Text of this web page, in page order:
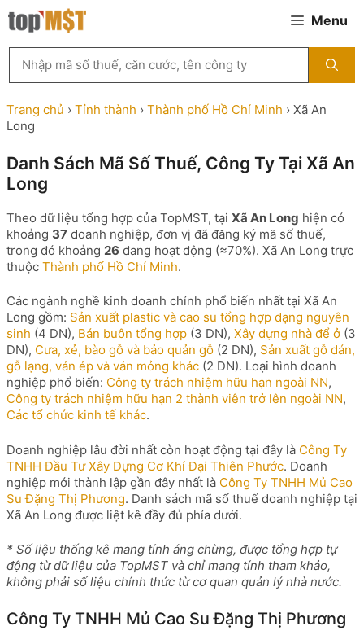
Chuyển
đến
Menu
kiếm
MST
theo
tên
công
người
đại
hoặc
mã
số
thuế
Trang chủ › Tỉnh thành › Thành phố Hồ Chí Minh › Xã An
Long
Danh Sách Mã Số Thuế, Công Ty Tại Xã An
Long
Theo dữ liệu tổng hợp của TopMST, tại Xã An Long hiện có
khoảng 37 doanh nghiệp, đơn vị đã đăng ký mã số thuế,
trong đó khoảng 26 đang hoạt động (≈70%). Xã An Long trực
thuộc Thành phố Hồ Chí Minh.
Các ngành nghề kinh doanh chính phổ biến nhất tại Xã An
Long gồm: Sản xuất plastic và cao su tổng hợp dạng nguyên
sinh (4 DN), Bán buôn tổng hợp (3 DN), Xây dựng nhà để ở (3
DN), Cưa, xẻ, bào gỗ và bảo quản gỗ (2 DN), Sản xuất gỗ dán,
gỗ lạng, ván ép và ván mỏng khác (2 DN). Loại hình doanh
nghiệp phổ biến: Công ty trách nhiệm hữu hạn ngoài NN,
Công ty trách nhiệm hữu hạn 2 thành viên trở lên ngoài NN,
Các tổ chức kinh tế khác.
Doanh nghiệp lâu đời nhất còn hoạt động tại đây là Công Ty
TNHH Đầu Tư Xây Dựng Cơ Khí Đại Thiên Phước. Doanh
nghiệp mới thành lập gần đây nhất là Công Ty TNHH Mủ Cao
Su Đặng Thị Phương. Danh sách mã số thuế doanh nghiệp tại
Xã An Long được liệt kê đầy đủ phía dưới.
* Số liệu thống kê mang tính áng chừng, được tổng hợp tự
động từ dữ liệu của TopMST và chỉ mang tính tham khảo,
không phải số liệu chính thức từ cơ quan quản lý nhà nước.
Công Ty TNHH Mủ Cao Su Đặng Thị Phương